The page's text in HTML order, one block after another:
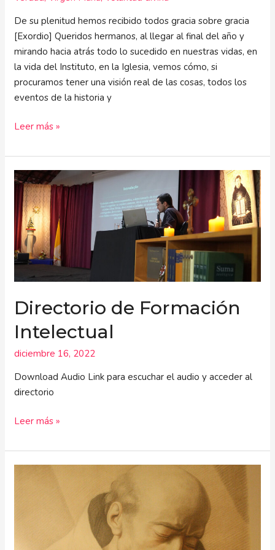
De su plenitud hemos recibido todos gracia sobre gracia
[Exordio] Queridos hermanos, al llegar al final del año y
mirando hacia atrás todo lo sucedido en nuestras vidas, en
la vida del Instituto, en la Iglesia, vemos cómo, si
procuramos tener una visión real de las cosas, todos los
eventos de la historia y
Leer más »
Directorio de Formación
Intelectual
diciembre 16, 2022
Download Audio Link para escuchar el audio y acceder al
directorio
Directorio
de
Formación
Intelectual
Leer más »
propios
para
celebración